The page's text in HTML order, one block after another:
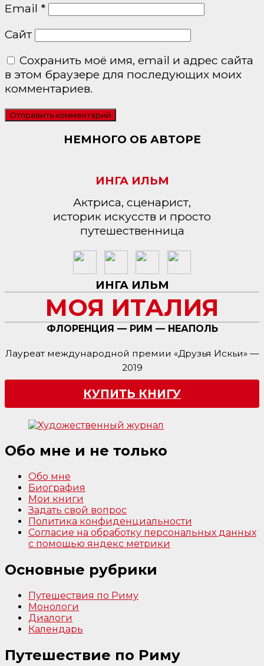
Email *
Сайт
Сохранить моё имя, email и адрес сайта
в этом браузере для последующих моих
комментариев.
НЕМНОГО ОБ АВТОРЕ
ИНГА ИЛЬМ
Актриса, сценарист,
историк искусств и просто
путешественница
ИНГА ИЛЬМ
МОЯ ИТАЛИЯ
ФЛОРЕНЦИЯ — РИМ — НЕАПОЛЬ
Лауреат международной премии «Друзья Искьи» —
2019
КУПИТЬ КНИГУ
Обо мне и не только
Обо мне
Биография
Мои книги
Задать свой вопрос
Политика конфиденциальности
Согласие на обработку персональных данных
с помощью яндекс метрики
Основные рубрики
Путешествия по Риму
Монологи
Диалоги
Календарь
Путешествие по Риму